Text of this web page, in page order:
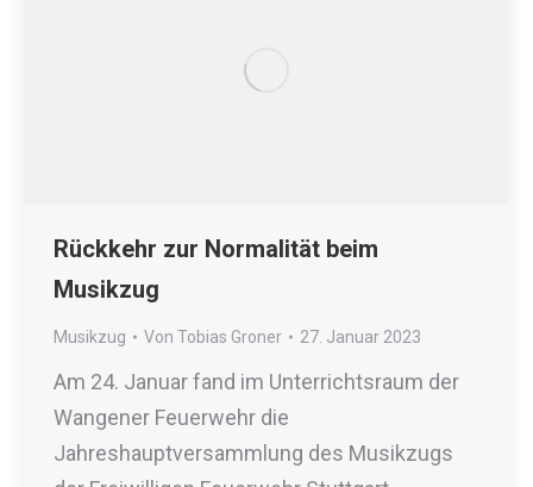
Rückkehr zur Normalität beim
Musikzug
Musikzug Von Tobias Groner 27. Januar 2023
Am 24. Januar fand im Unterrichtsraum der
Wangener Feuerwehr die
Jahreshauptversammlung des Musikzugs